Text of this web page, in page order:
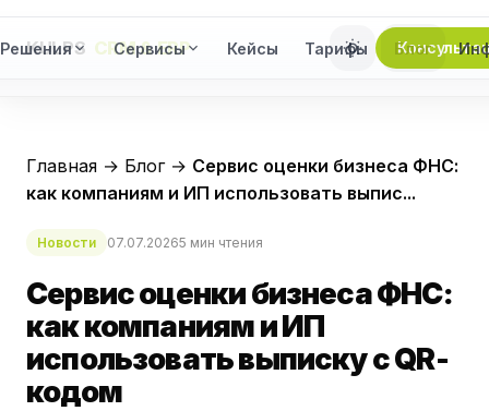
KULPS CRM & ERP
Решения Сервисы Кейсы Тарифы Блог
Главная → Блог → Сервис оценки бизнеса ФНС:
как компаниям и ИП использовать выпис...
Новости 07.07.20265 мин чтения
Сервис оценки бизнеса ФНС:
как компаниям и ИП
использовать выписку с QR-
кодом